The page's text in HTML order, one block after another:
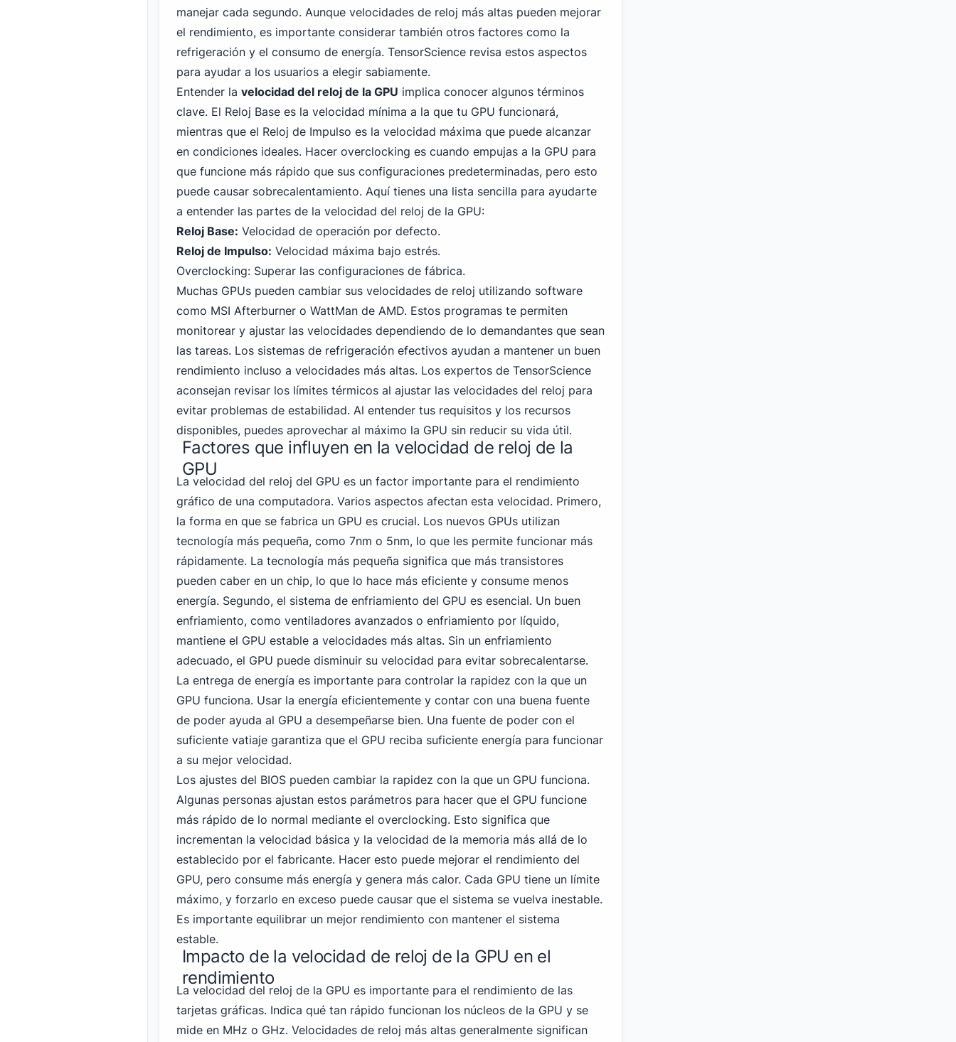
manejar cada segundo. Aunque velocidades de reloj más altas pueden mejorar
el rendimiento, es importante considerar también otros factores como la
refrigeración y el consumo de energía. TensorScience revisa estos aspectos
para ayudar a los usuarios a elegir sabiamente.
Entender la velocidad del reloj de la GPU implica conocer algunos términos
clave. El Reloj Base es la velocidad mínima a la que tu GPU funcionará,
mientras que el Reloj de Impulso es la velocidad máxima que puede alcanzar
en condiciones ideales. Hacer overclocking es cuando empujas a la GPU para
que funcione más rápido que sus configuraciones predeterminadas, pero esto
puede causar sobrecalentamiento. Aquí tienes una lista sencilla para ayudarte
a entender las partes de la velocidad del reloj de la GPU:
Reloj Base: Velocidad de operación por defecto.
Reloj de Impulso: Velocidad máxima bajo estrés.
Overclocking: Superar las configuraciones de fábrica.
Muchas GPUs pueden cambiar sus velocidades de reloj utilizando software
como MSI Afterburner o WattMan de AMD. Estos programas te permiten
monitorear y ajustar las velocidades dependiendo de lo demandantes que sean
las tareas. Los sistemas de refrigeración efectivos ayudan a mantener un buen
rendimiento incluso a velocidades más altas. Los expertos de TensorScience
aconsejan revisar los límites térmicos al ajustar las velocidades del reloj para
evitar problemas de estabilidad. Al entender tus requisitos y los recursos
disponibles, puedes aprovechar al máximo la GPU sin reducir su vida útil.
Factores que influyen en la velocidad de reloj de la
GPU
La velocidad del reloj del GPU es un factor importante para el rendimiento
gráfico de una computadora. Varios aspectos afectan esta velocidad. Primero,
la forma en que se fabrica un GPU es crucial. Los nuevos GPUs utilizan
tecnología más pequeña, como 7nm o 5nm, lo que les permite funcionar más
rápidamente. La tecnología más pequeña significa que más transistores
pueden caber en un chip, lo que lo hace más eficiente y consume menos
energía. Segundo, el sistema de enfriamiento del GPU es esencial. Un buen
enfriamiento, como ventiladores avanzados o enfriamiento por líquido,
mantiene el GPU estable a velocidades más altas. Sin un enfriamiento
adecuado, el GPU puede disminuir su velocidad para evitar sobrecalentarse.
La entrega de energía es importante para controlar la rapidez con la que un
GPU funciona. Usar la energía eficientemente y contar con una buena fuente
de poder ayuda al GPU a desempeñarse bien. Una fuente de poder con el
suficiente vatiaje garantiza que el GPU reciba suficiente energía para funcionar
a su mejor velocidad.
Los ajustes del BIOS pueden cambiar la rapidez con la que un GPU funciona.
Algunas personas ajustan estos parámetros para hacer que el GPU funcione
más rápido de lo normal mediante el overclocking. Esto significa que
incrementan la velocidad básica y la velocidad de la memoria más allá de lo
establecido por el fabricante. Hacer esto puede mejorar el rendimiento del
GPU, pero consume más energía y genera más calor. Cada GPU tiene un límite
máximo, y forzarlo en exceso puede causar que el sistema se vuelva inestable.
Es importante equilibrar un mejor rendimiento con mantener el sistema
estable.
Impacto de la velocidad de reloj de la GPU en el
rendimiento
La velocidad del reloj de la GPU es importante para el rendimiento de las
tarjetas gráficas. Indica qué tan rápido funcionan los núcleos de la GPU y se
mide en MHz o GHz. Velocidades de reloj más altas generalmente significan